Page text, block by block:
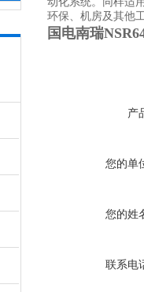
环保、机房及其他
国电南瑞
产
您的单
您的姓
联系电